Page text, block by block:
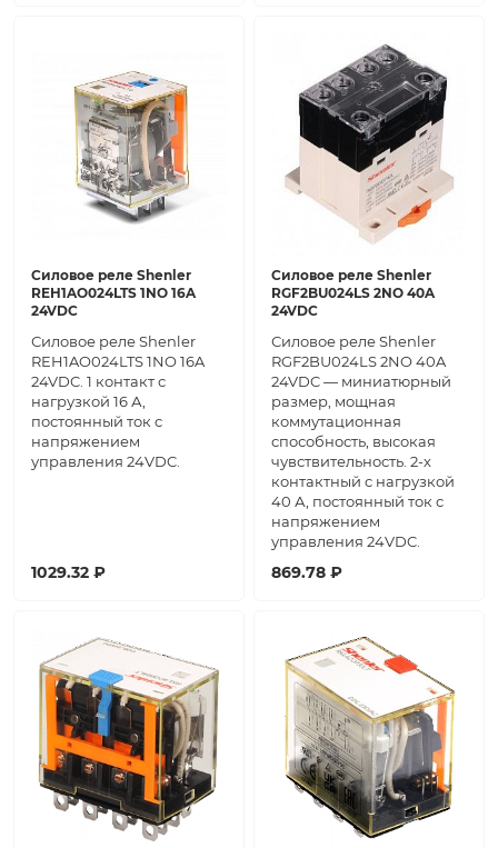
Силовое реле Shenler
REH1AO024LTS 1NO 16A
24VDC
Силовое реле Shenler
REH1AO024LTS 1NO 16A
24VDC. 1 контакт с
нагрузкой 16 А,
постоянный ток с
напряжением
управления 24VDC.
1029.32 ₽
Силовое реле Shenler
RGF2BU024LS 2NO 40A
24VDC
Силовое реле Shenler
RGF2BU024LS 2NO 40A
24VDC — миниатюрный
размер, мощная
коммутационная
способность, высокая
чувствительность. 2-х
контактный с нагрузкой
40 А, постоянный ток с
напряжением
управления 24VDC.
869.78 ₽